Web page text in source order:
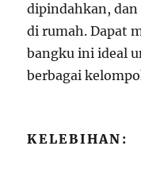
dipindahkan,
di rumah. Dapat
bangku ini ideal
berbagai
KELEBIHAN: